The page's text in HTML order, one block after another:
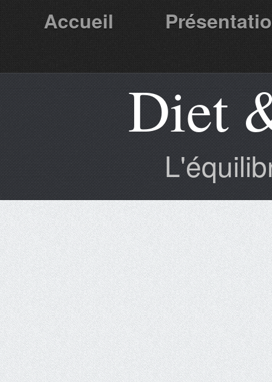
Accueil
Partenaires Diet